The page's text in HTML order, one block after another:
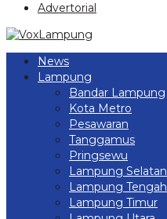
Advertorial
News
Lampung
Bandar Lampung
Kota Metro
Pesawaran
Tanggamus
Pringsewu
Lampung Selatan
Lampung Tengah
Lampung Timur